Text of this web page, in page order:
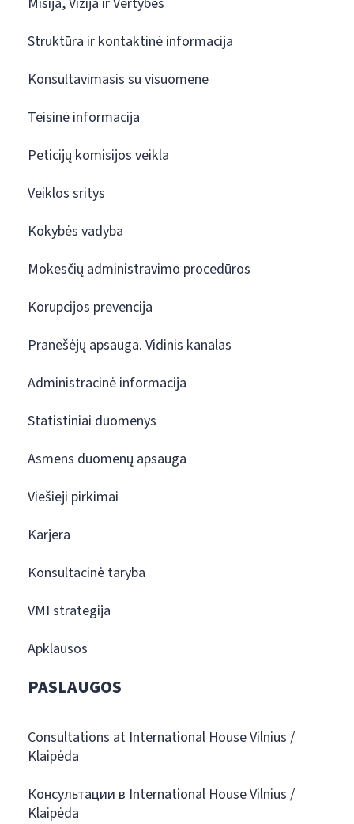
Struktūra ir kontaktinė informacija
Konsultavimasis su visuomene
Teisinė informacija
Peticijų komisijos veikla
Veiklos sritys
Kokybės vadyba
Mokesčių administravimo procedūros
Korupcijos prevencija
Pranešėjų apsauga. Vidinis kanalas
Administracinė informacija
Statistiniai duomenys
Asmens duomenų apsauga
Viešieji pirkimai
Karjera
Konsultacinė taryba
VMI strategija
Apklausos
PASLAUGOS
Consultations at International House Vilnius /
Klaipėda
Консультации в International House Vilnius /
Klaipėda